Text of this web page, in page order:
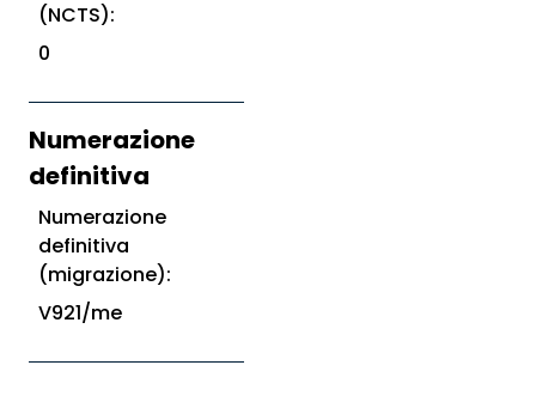
(NCTS):
0
Numerazione
definitiva
Numerazione
definitiva
(migrazione):
V921/me